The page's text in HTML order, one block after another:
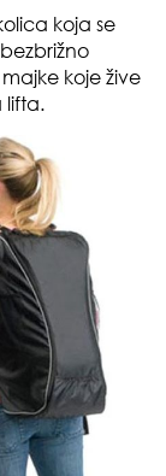
koja se
koje žive
lifta.